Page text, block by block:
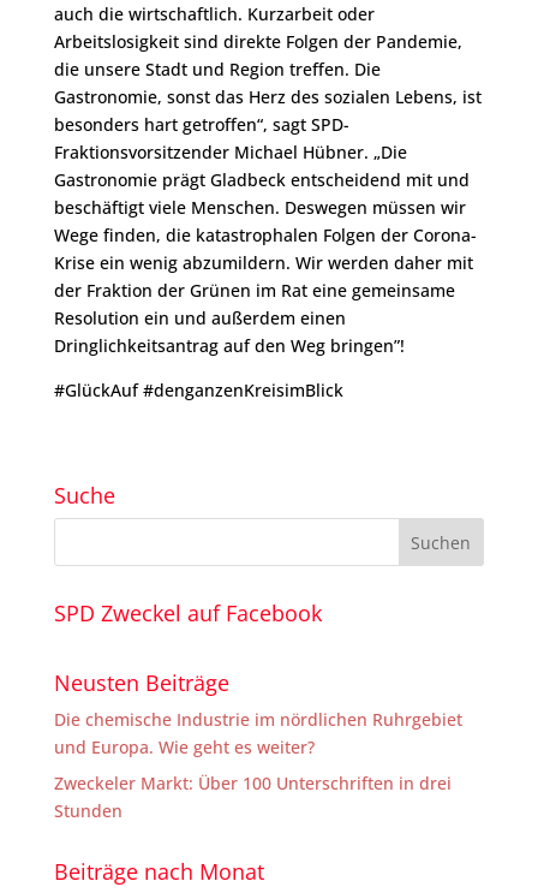
auch die wirtschaftlich. Kurzarbeit oder
Arbeitslosigkeit sind direkte Folgen der Pandemie,
die unsere Stadt und Region treffen. Die
Gastronomie, sonst das Herz des sozialen Lebens, ist
besonders hart getroffen“, sagt SPD-
Fraktionsvorsitzender Michael Hübner. „Die
Gastronomie prägt Gladbeck entscheidend mit und
beschäftigt viele Menschen. Deswegen müssen wir
Wege finden, die katastrophalen Folgen der Corona-
Krise ein wenig abzumildern. Wir werden daher mit
der Fraktion der Grünen im Rat eine gemeinsame
Resolution ein und außerdem einen
Dringlichkeitsantrag auf den Weg bringen”!
#GlückAuf #denganzenKreisimBlick
Suche
SPD Zweckel auf Facebook
Neusten Beiträge
Die chemische Industrie im nördlichen Ruhrgebiet
und Europa. Wie geht es weiter?
Zweckeler Markt: Über 100 Unterschriften in drei
Stunden
Beiträge nach Monat